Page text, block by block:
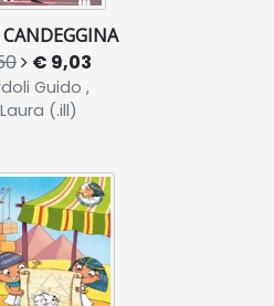
€ 9,03
Guido ,
(.ill)